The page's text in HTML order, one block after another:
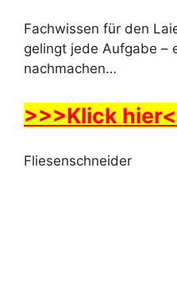
Fachwissen für den
gelingt jede Aufgabe –
nachmachen…
>>>Klick
Fliesenschneider